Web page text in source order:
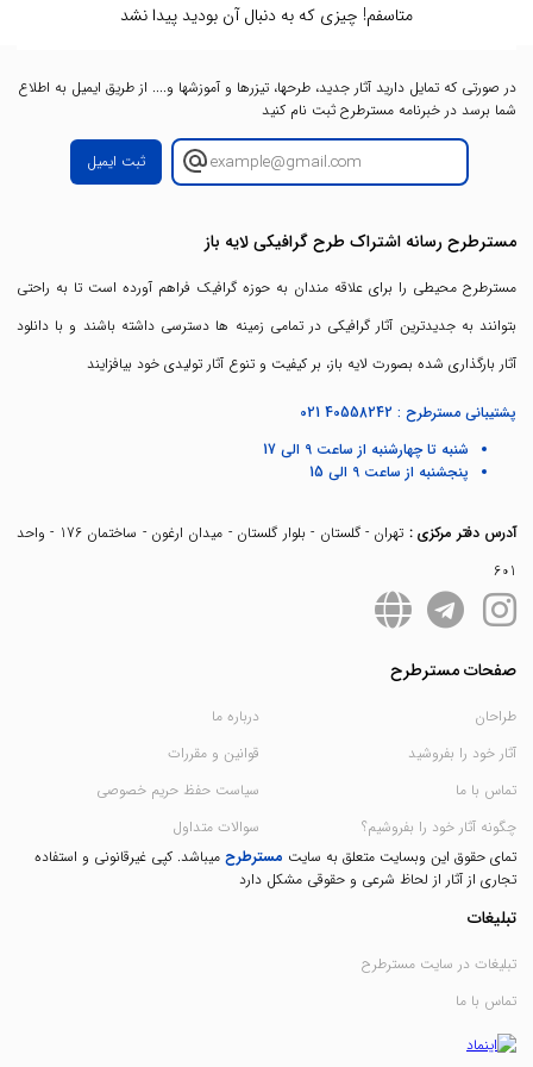
متاسفم! چیزی که به دنبال آن بودید پیدا نشد
در صورتی که تمایل دارید آثار جدید، طرحها، تیزرها و آموزشها و.... از طریق ایمیل به اطلاع
شما برسد در خبرنامه مسترطرح ثبت نام کنید
ثبت ایمیل
مسترطرح رسانه اشتراک طرح گرافیکی لایه باز
مسترطرح محیطی را برای علاقه مندان به حوزه گرافیک فراهم آورده است تا به راحتی
بتوانند به جدیدترین آثار گرافیکی در تمامی زمینه ها دسترسی داشته باشند و با دانلود
آثار بارگذاری شده بصورت لایه باز، بر کیفیت و تنوع آثار تولیدی خود بیافزایند
پشتیبانی مسترطرح : 021 40558242
شنبه تا چهارشنبه از ساعت 9 الی 17
پنجشنبه از ساعت 9 الی 15
آدرس دفتر مرکزی :
تهران - گلستان - بلوار گلستان - میدان ارغون - ساختمان 176 - واحد
601
صفحات مسترطرح
طراحان
آثار خود را بفروشید
تماس با ما
چگونه آثار خود را بفروشیم؟
درباره ما
قوانین و مقررات
سیاست حفظ حریم خصوصی
سوالات متداول
تمای حقوق این وبسایت متعلق به سایت مسترطرح میباشد. کپی غیرقانونی و استفاده
تجاری از آثار از لحاظ شرعی و حقوقی مشکل دارد
تبلیغات
تبلیغات در سایت مسترطرح
تماس با ما